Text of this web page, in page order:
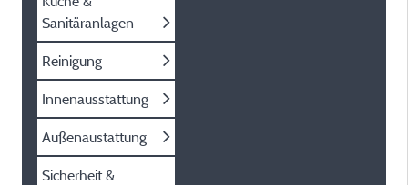
Sanitäranlagen
Reinigung
Innenausstattung
Außenaustattung
Sicherheit &